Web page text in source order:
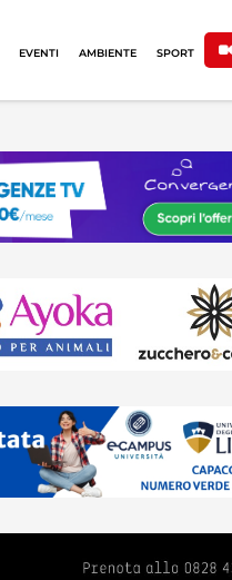
EVENTI AMBIENTE SPORT